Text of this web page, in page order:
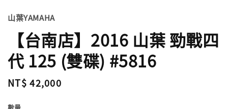
山葉YAMAHA
【台南店】2016 山葉 勁戰四
代 125 (雙碟) #5816
Regular
NT$ 42,000